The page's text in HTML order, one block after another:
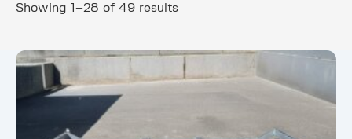
Showing 1–28 of 49 results